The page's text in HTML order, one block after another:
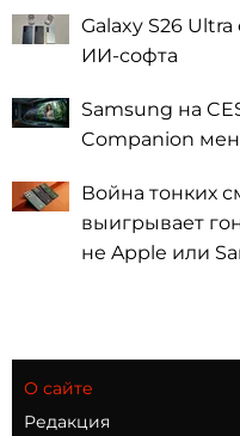
Galaxy S26
ИИ-софта
Samsung на
Companion
Война тонких
выигрывает
не Apple или
О сайте
Редакция